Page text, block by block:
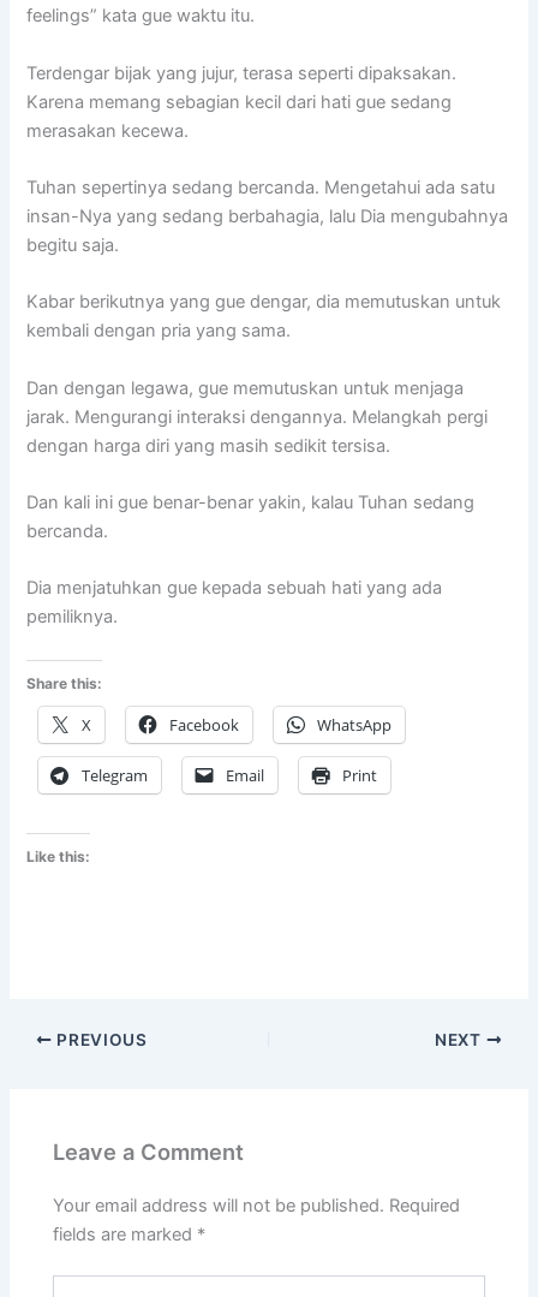
feelings” kata gue waktu itu.
Terdengar bijak yang jujur, terasa seperti dipaksakan.
Karena memang sebagian kecil dari hati gue sedang
merasakan kecewa.
Tuhan sepertinya sedang bercanda. Mengetahui ada satu
insan-Nya yang sedang berbahagia, lalu Dia mengubahnya
begitu saja.
Kabar berikutnya yang gue dengar, dia memutuskan untuk
kembali dengan pria yang sama.
Dan dengan legawa, gue memutuskan untuk menjaga
jarak. Mengurangi interaksi dengannya. Melangkah pergi
dengan harga diri yang masih sedikit tersisa.
Dan kali ini gue benar-benar yakin, kalau Tuhan sedang
bercanda.
Dia menjatuhkan gue kepada sebuah hati yang ada
pemiliknya.
Share this:
X Facebook WhatsApp
Telegram Email Print
Like this:
PREVIOUS NEXT
Leave a Comment
Your email address will not be published. Required
fields are marked *